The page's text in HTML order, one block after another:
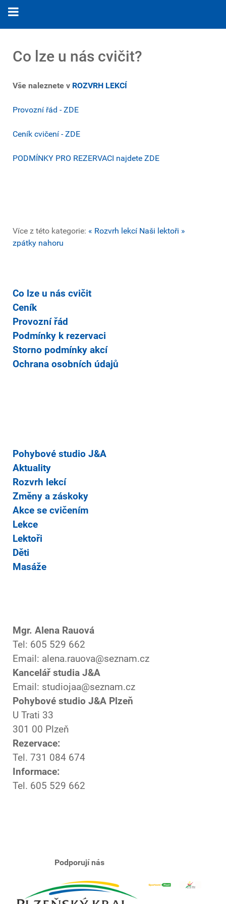
Co lze u nás cvičit?
Vše naleznete v ROZVRH LEKCÍ
Provozní řád - ZDE
Ceník cvičení - ZDE
PODMÍNKY PRO REZERVACI najdete ZDE
Více z této kategorie: « Rozvrh lekcí Naši lektoři »
zpátky nahoru
Co lze u nás cvičit
Ceník
Provozní řád
Podmínky k rezervaci
Storno podmínky akcí
Ochrana osobních údajů
Pohybové studio J&A
Aktuality
Rozvrh lekcí
Změny a záskoky
Akce se cvičením
Lekce
Lektoři
Děti
Masáže
Mgr. Alena Rauová
Tel: 605 529 662
Email: alena.rauova@seznam.cz
Kancelář studia J&A
Email: studiojaa@seznam.cz
Pohybové studio J&A Plzeň
U Trati 33
301 00 Plzeň
Rezervace:
Tel. 731 084 674
Informace:
Tel. 605 529 662
Podporují nás